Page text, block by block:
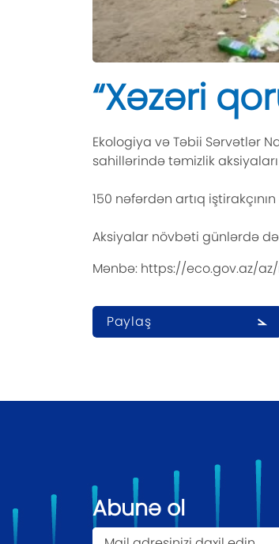
“Xəzəri
Ekologiya və Təbii Sərvətlər
sahillərində təmizlik
150 nəfərdən artıq
Aksiyalar növbəti günlərdə
Mənbə: https://eco.gov.az/
Paylaş
Abunə ol